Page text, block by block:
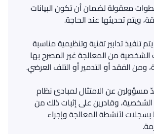
معقولة لضمان أن تكون البيانات
ويتم تحديثها عند الحاجة.
يتم تنفيذ تدابير تقنية وتنظيمية مناسبة
الشخصية من المعالجة غير المصرح بها
ومن الفقد أو التدمير أو التلف العرضي.
مسؤولين عن الامتثال لمبادئ نظام
الشخصية، وقادرين على إثبات ذلك من
بسجلات لأنشطة المعالجة وإجراء
.